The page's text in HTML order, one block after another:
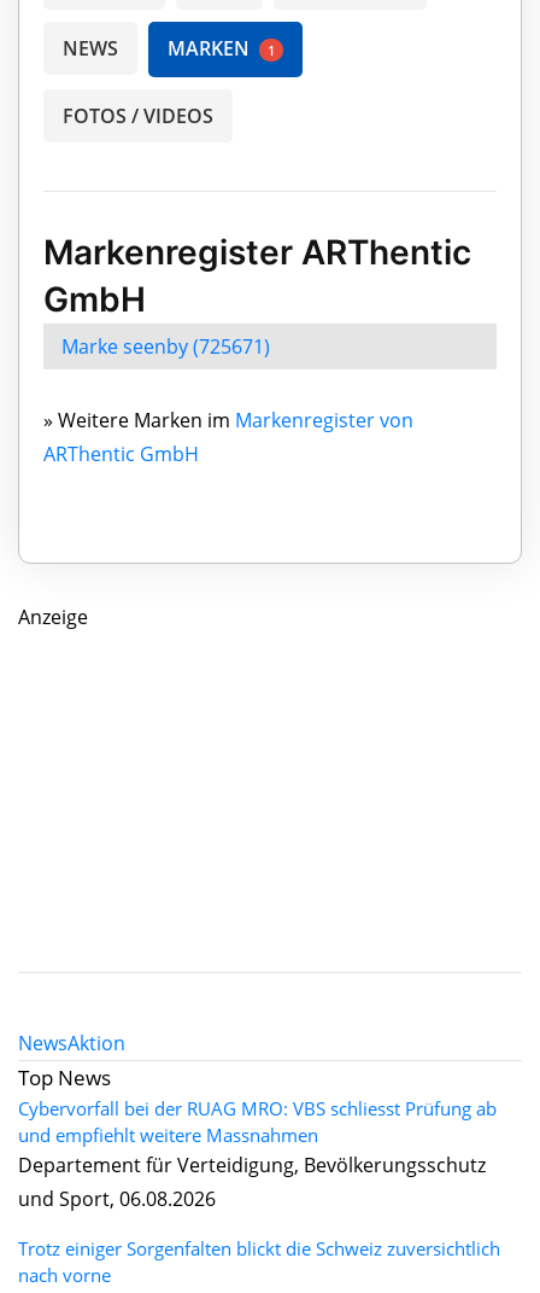
NEWS MARKEN 1
FOTOS / VIDEOS
Markenregister ARThentic
GmbH
Marke seenby (725671)
» Weitere Marken im Markenregister von
ARThentic GmbH
Anzeige
NewsAktion
Top News
Cybervorfall bei der RUAG MRO: VBS schliesst Prüfung ab
und empfiehlt weitere Massnahmen
Departement für Verteidigung, Bevölkerungsschutz
und Sport, 06.08.2026
Trotz einiger Sorgenfalten blickt die Schweiz zuversichtlich
nach vorne